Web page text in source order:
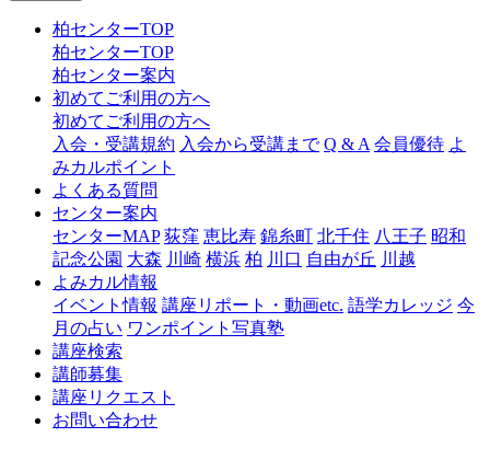
ャ
柏センターTOP
柏センターTOP
柏センター案内
初めてご利用の方へ
初めてご利用の方へ
入会・受講規約 入会から受講まで Q & A 会員優待 よ
みカルポイント
よくある質問
センター案内
センターMAP 荻窪 恵比寿 錦糸町 北千住 八王子 昭和
記念公園 大森 川崎 横浜 柏 川口 自由が丘 川越
よみカル情報
イベント情報 講座リポート・動画etc. 語学カレッジ 今
月の占い ワンポイント写真塾
講座検索
講師募集
講座リクエスト
お問い合わせ